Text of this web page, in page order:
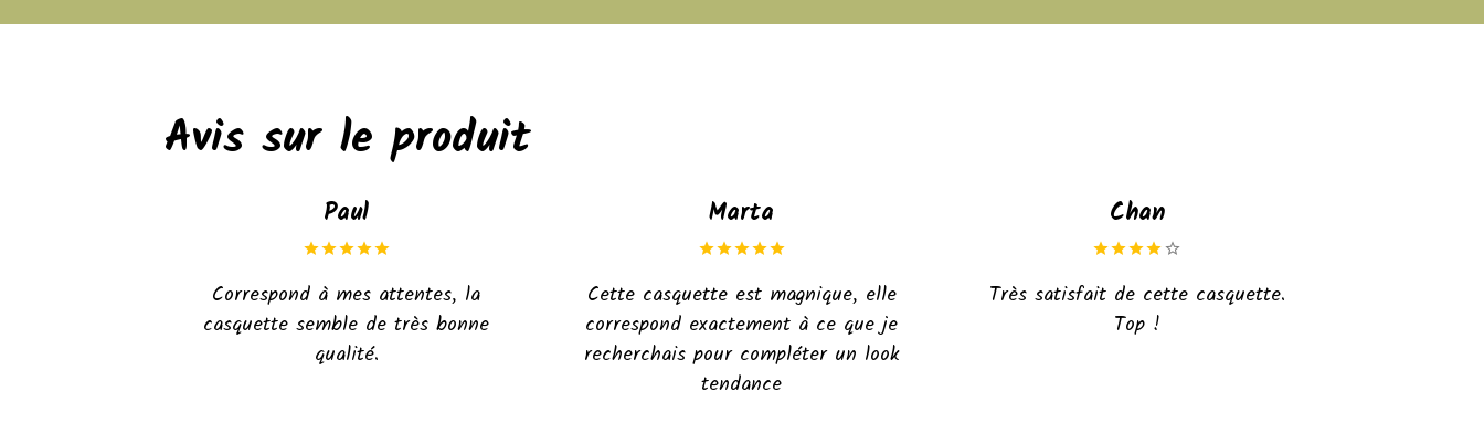
Avis sur le produit
Paul
Correspond à mes attentes, la
casquette semble de très bonne
qualité.
Marta
Cette casquette est magnique, elle
correspond exactement à ce que je
recherchais pour compléter un look
tendance
Chan
Très satisfait de cette casquette.
Top !